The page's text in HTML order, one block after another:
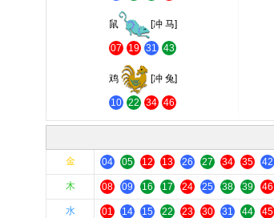
鼠 [冲 马]
07 19 31 43
鸡 [冲 兔]
10 22 34 46
金 04 05 12 13 26 27 34 35 42
木 08 09 16 17 24 25 38 39 46
水 01 14 15 22 23 30 31 44 45